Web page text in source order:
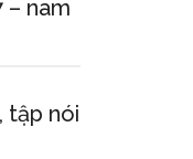
– nam
tập nói